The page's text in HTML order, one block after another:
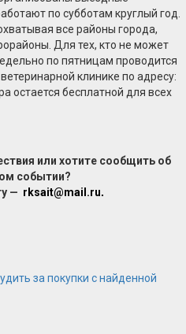
по субботам круглый год.
все районы города,
Для тех, кто не может
по пятницам проводится
клинике по адресу:
остается бесплатной для всех
или хотите сообщить об
событии?
— rksait@mail.ru.
за покупки с найденной